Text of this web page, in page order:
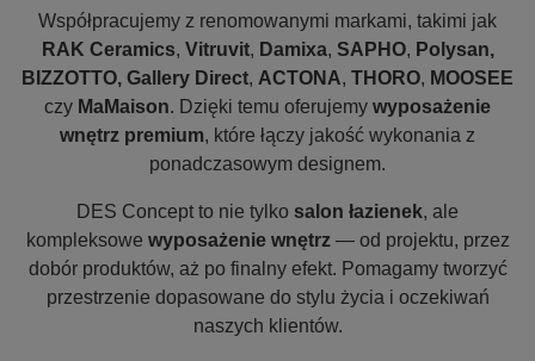
Współpracujemy z renomowanymi markami, takimi jak
RAK Ceramics, Vitruvit, Damixa, SAPHO, Polysan,
BIZZOTTO, Gallery Direct, ACTONA, THORO, MOOSEE
czy MaMaison. Dzięki temu oferujemy wyposażenie
wnętrz premium, które łączy jakość wykonania z
ponadczasowym designem.
DES Concept to nie tylko salon łazienek, ale
kompleksowe wyposażenie wnętrz— od projektu, przez
dobór produktów, aż po finalny efekt. Pomagamy tworzyć
przestrzenie dopasowane do stylu życia i oczekiwań
naszych klientów.